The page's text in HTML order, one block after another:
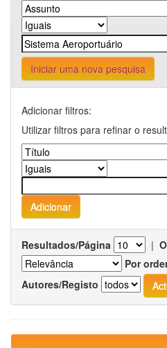
Iniciar uma nova pesquisa
Adicionar filtros:
Utilizar filtros para refinar o
Resultados/Página |
Por
Autores/Registo